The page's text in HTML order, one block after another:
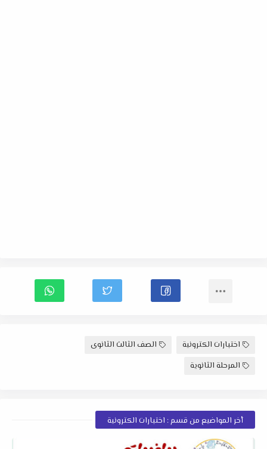
اختبارات الكترونية
الصف الثالث الثانوى
المرحلة الثانوية
أخر المواضيع من قسم : اختبارات الكترونية